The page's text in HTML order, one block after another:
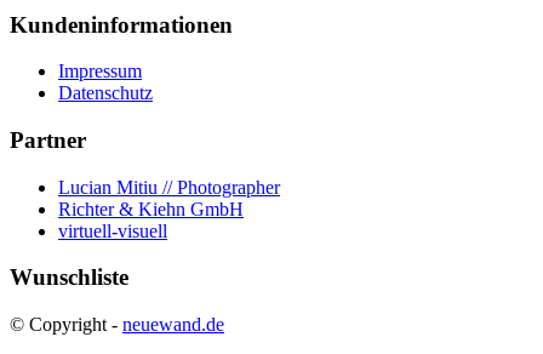
Kundeninformationen
Impressum
Datenschutz
Partner
Lucian Mitiu // Photographer
Richter & Kiehn GmbH
virtuell-visuell
Wunschliste
© Copyright - neuewand.de